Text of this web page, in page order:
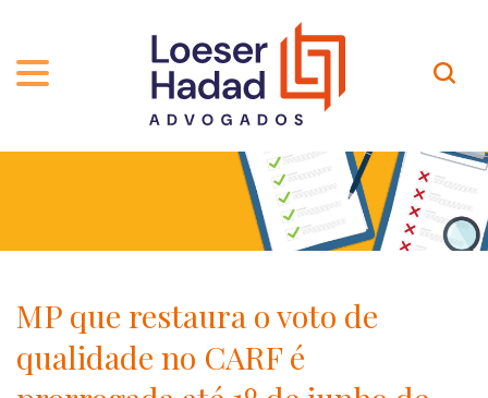
INCLUSÃO E DIVERSIDADE
PRÊMIOS
NOSSA EQUIPE
PROFISSIONAIS
CARREIRA
Contato
Localização
MP que restaura o voto de
qualidade no CARF é